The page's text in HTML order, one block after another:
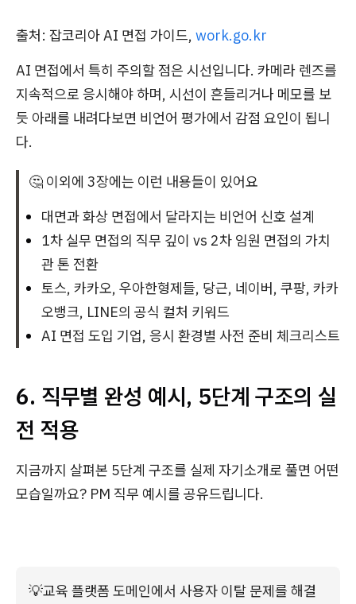
출처: 잡코리아 AI 면접 가이드, work.go.kr
AI 면접에서 특히 주의할 점은 시선입니다. 카메라 렌즈를
지속적으로 응시해야 하며, 시선이 흔들리거나 메모를 보
듯 아래를 내려다보면 비언어 평가에서 감점 요인이 됩니
다.
🤔 이외에 3장에는 이런 내용들이 있어요
대면과 화상 면접에서 달라지는 비언어 신호 설계
1차 실무 면접의 직무 깊이 vs 2차 임원 면접의 가치
관 톤 전환
토스, 카카오, 우아한형제들, 당근, 네이버, 쿠팡, 카카
오뱅크, LINE의 공식 컬처 키워드
AI 면접 도입 기업, 응시 환경별 사전 준비 체크리스트
6. 직무별 완성 예시, 5단계 구조의 실
전 적용
지금까지 살펴본 5단계 구조를 실제 자기소개로 풀면 어떤
모습일까요? PM 직무 예시를 공유드립니다.
💡교육 플랫폼 도메인에서 사용자 이탈 문제를 해결